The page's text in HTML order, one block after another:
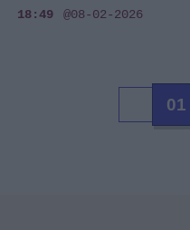
18:49 @08-02-2026
01